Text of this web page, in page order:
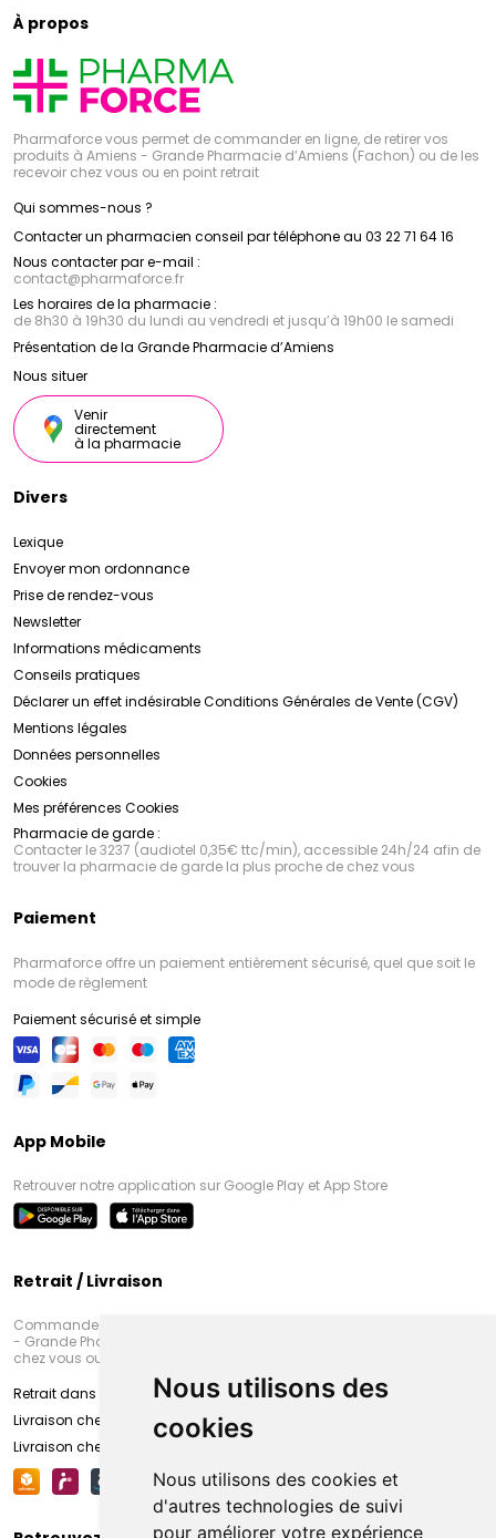
Nous utilisons des
cookies
Nous utilisons des cookies et
d'autres technologies de suivi
pour améliorer votre expérience
À propos
Pharmaforce vous permet de commander en ligne, de retirer vos
produits à Amiens - Grande Pharmacie d’Amiens (Fachon) ou de les
recevoir chez vous ou en point retrait
Qui sommes-nous ?
Contacter un pharmacien conseil par téléphone au 03 22 71 64 16
Nous contacter par e-mail :
contact@pharmaforce.fr
Les horaires de la pharmacie :
de 8h30 à 19h30 du lundi au vendredi et jusqu’à 19h00 le samedi
Présentation de la Grande Pharmacie d’Amiens
Nous situer
Venir
directement
à la pharmacie
Divers
Lexique
Envoyer mon ordonnance
Prise de rendez-vous
Newsletter
Informations médicaments
Conseils pratiques
Déclarer un effet indésirableConditions Générales de Vente (CGV)
Mentions légales
Données personnelles
Cookies
Mes préférences Cookies
Pharmacie de garde :
Contacter le 3237 (audiotel 0,35€ ttc/min), accessible 24h/24 afin de
trouver la pharmacie de garde la plus proche de chez vous
Paiement
Pharmaforce offre un paiement entièrement sécurisé, quel que soit le
mode de règlement
Paiement sécurisé et simple
App Mobile
Retrouver notre application sur Google Play et App Store
Retrait / Livraison
Commandez en ligne et venez chercher votre commande à Amiens
- Grande Pharmacie d’Amiens (Fachon) ou recevez-là rapidement
chez vous ou en point retrait
Retrait dans la pharmacie d’Amiens
Livraison chez vous
Livraison chez votre commerçant